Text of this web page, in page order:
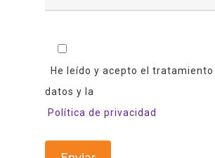
He leído y acepto el tratamiento
datos y la
Política de privacidad